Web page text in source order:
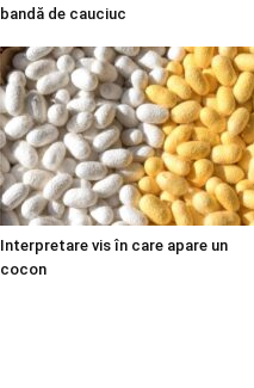
bandă de cauciuc
Interpretare vis în care apare un
cocon